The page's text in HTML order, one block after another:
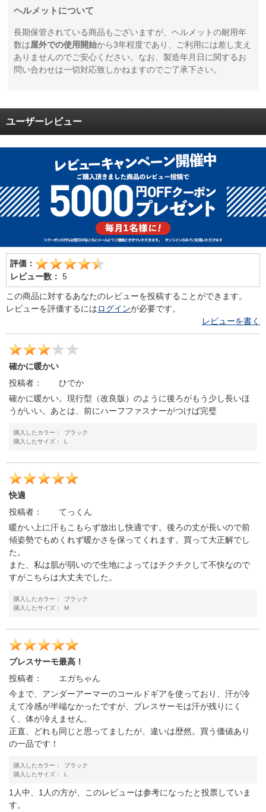
ヘルメットについて
長期保管されている商品もございますが、ヘルメットの耐用年
数は屋外での使用開始から3年程度であり、ご利用には差し支え
ありませんのでご安心ください。なお、製造年月日に関するお
問い合わせは一切対応致しかねますのでご了承下さい。
ユーザーレビュー
評価：
レビュー数： 5
この商品に対するあなたのレビューを投稿することができます。
レビューを評価するにはログインが必要です。
レビューを書く
確かに暖かい
投稿者：
ひでか
確かに暖かい。現行型（改良版）のように後ろがもう少し長いほ
うがいい。あとは、前にハーフファスナーがつけば完璧
購入したカラー：
ブラック
購入したサイズ：
L
快適
投稿者：
てっくん
暖かい上に汗もこもらず放出し快適です。後ろの丈が長いので前
傾姿勢でもめくれず暖かさを保ってくれます。買って大正解でし
た。
また、私は肌が弱いので生地によってはチクチクして不快なので
すがこちらは大丈夫でした。
購入したカラー：
ブラック
購入したサイズ：
M
プレスサーモ最高！
投稿者：
エガちゃん
今まで、アンダーアーマーのコールドギアを使っており、汗が冷
えて冷感が半端なかったですが、ブレスサーモは汗が残りにく
く、体が冷えません。
正直、どれも同じと思ってましたが、違いは歴然。買う価値あり
の一品です！
購入したカラー：
ブラック
購入したサイズ：
L
1人中、1人の方が、このレビューは参考になったと投票していま
す。